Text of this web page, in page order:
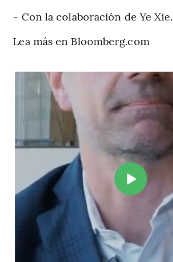
- Con la colaboración de Ye Xie.
Lea más en Bloomberg.com